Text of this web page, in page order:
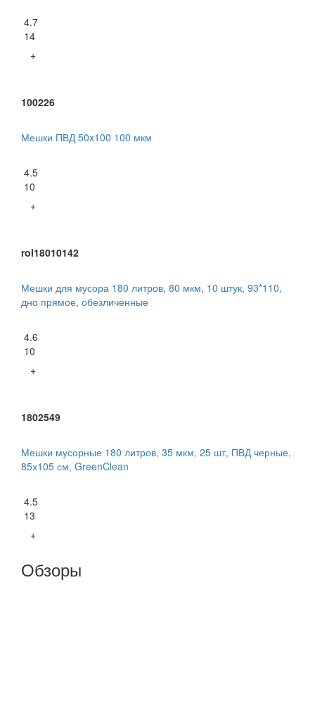
4.7
14
+
100226
Мешки ПВД 50x100 100 мкм
4.5
10
+
rol18010142
Мешки для мусора 180 литров, 80 мкм, 10 штук, 93*110,
дно прямое, обезличенные
4.6
10
+
1802549
Мешки мусорные 180 литров, 35 мкм, 25 шт, ПВД черные,
85х105 см, GreenClean
4.5
13
+
Обзоры